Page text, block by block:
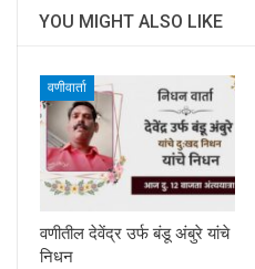
YOU MIGHT ALSO LIKE
वणीवार्ता
वणीतील देवेंद्र उर्फ बंडू अंबुरे यांचे
निधन